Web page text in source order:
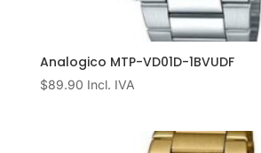
Analogico MTP-VD01D-1BVUDF
$89.90 Incl. IVA